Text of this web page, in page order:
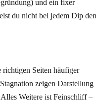
und ein fixer
du nicht bei jedem Dip den
Seiten häufiger
zeigen Darstellung
Weitere ist Feinschliff –